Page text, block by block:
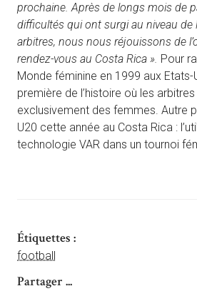
prochaine. Après de longs mois de
difficultés qui ont surgi au niveau de
arbitres, nous nous réjouissons de
rendez-vous au Costa Rica ». Pour
Monde féminine en 1999 aux
première de l’histoire où les
exclusivement des femmes. Autre
U20 cette année au Costa Rica :
technologie VAR dans un tournoi
Étiquettes :
football
Partager ...